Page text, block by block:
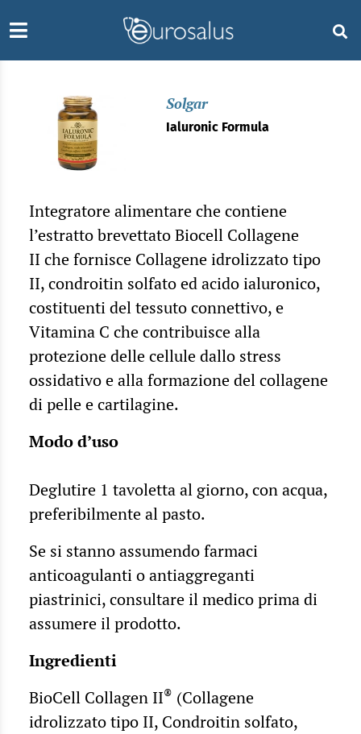
Solgar
Ialuronic Formula
Integratore alimentare che contiene
l’estratto brevettato Biocell Collagene
II che fornisce Collagene idrolizzato tipo
II, condroitin solfato ed acido ialuronico,
costituenti del tessuto connettivo, e
Vitamina C che contribuisce alla
protezione delle cellule dallo stress
ossidativo e alla formazione del collagene
di pelle e cartilagine.
Modo d’uso
Deglutire 1 tavoletta al giorno, con acqua,
preferibilmente al pasto.
Se si stanno assumendo farmaci
anticoagulanti o antiaggreganti
piastrinici, consultare il medico prima di
assumere il prodotto.
Ingredienti
BioCell Collagen II® (Collagene
idrolizzato tipo II, Condroitin solfato,